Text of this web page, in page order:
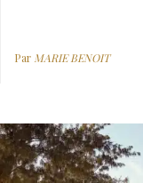
Par MARIE BENOIT